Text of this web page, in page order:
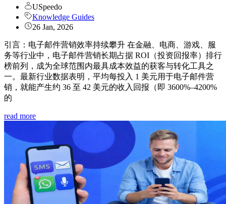
USpeedo
Knowledge Guides
26 Jan, 2026
引言：电子邮件营销效率持续攀升 在金融、电商、游戏、服
务等行业中，电子邮件营销长期占据 ROI（投资回报率）排行
榜前列，成为全球范围内最具成本效益的获客与转化工具之
一。最新行业数据表明，平均每投入 1 美元用于电子邮件营
销，就能产生约 36 至 42 美元的收入回报（即 3600%–4200%
的
read more